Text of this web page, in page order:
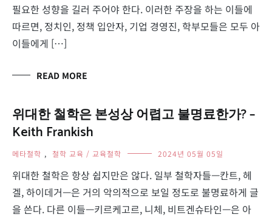
필요한 성향을 길러 주어야 한다. 이러한 주장을 하는 이들에
따르면, 정치인, 정책 입안자, 기업 경영진, 학부모들은 모두 아
이들에게 […]
READ MORE
위대한 철학은 본성상 어렵고 불명료한가? –
Keith Frankish
메타철학 , 철학 교육 / 교육철학 2024년 05월 05일
위대한 철학은 항상 쉽지만은 않다. 일부 철학자들—칸트, 헤
겔, 하이데거—은 거의 악의적으로 보일 정도로 불명료하게 글
을 쓴다. 다른 이들—키르케고르, 니체, 비트겐슈타인—은 아